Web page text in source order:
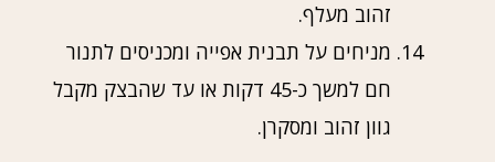
זהוב מעלף.
מניחים על תבנית אפייה ומכניסים לתנור
חם למשך כ-45 דקות או עד שהבצק מקבל
גוון זהוב ומסקרן.